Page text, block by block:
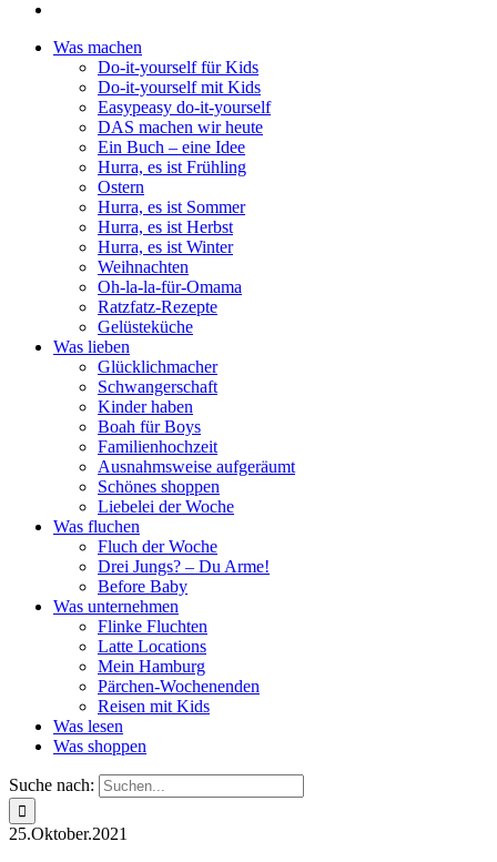
Was machen
Do-it-yourself für Kids
Do-it-yourself mit Kids
Easypeasy do-it-yourself
DAS machen wir heute
Ein Buch – eine Idee
Hurra, es ist Frühling
Ostern
Hurra, es ist Sommer
Hurra, es ist Herbst
Hurra, es ist Winter
Weihnachten
Oh-la-la-für-Omama
Ratzfatz-Rezepte
Gelüsteküche
Was lieben
Glücklichmacher
Schwangerschaft
Kinder haben
Boah für Boys
Familienhochzeit
Ausnahmsweise aufgeräumt
Schönes shoppen
Liebelei der Woche
Was fluchen
Fluch der Woche
Drei Jungs? – Du Arme!
Before Baby
Was unternehmen
Flinke Fluchten
Latte Locations
Mein Hamburg
Pärchen-Wochenenden
Reisen mit Kids
Was lesen
Was shoppen
Suche nach:
25.Oktober.2021